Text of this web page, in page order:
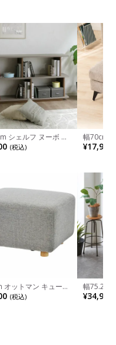
シェルフ ヌーボ オ
ェルフ おしゃれ デ
イ ラック 収納 飾り
(税込)
幅70cm
スツール
ック ベ
¥17,900
オットマン キューブ
組替えソファ ロー
み合わせ自由 シン
(税込)
幅75.2cm
ズボック
本製 アジ
¥34,900